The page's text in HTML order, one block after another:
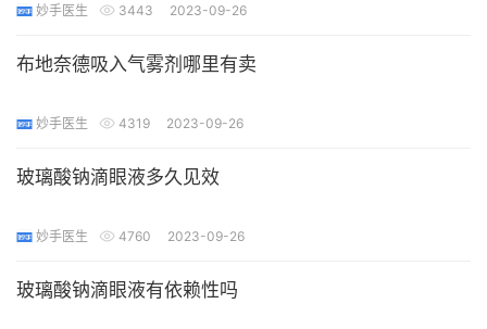
妙手医生 3443 2023-09-26
布地奈德吸入气雾剂哪里有卖
妙手医生 4319 2023-09-26
玻璃酸钠滴眼液多久见效
妙手医生 4760 2023-09-26
玻璃酸钠滴眼液有依赖性吗